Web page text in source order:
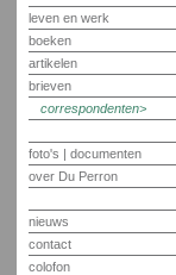
leven en werk
boeken
artikelen
brieven
correspondenten
foto's | documenten
over Du Perron
nieuws
contact
colofon